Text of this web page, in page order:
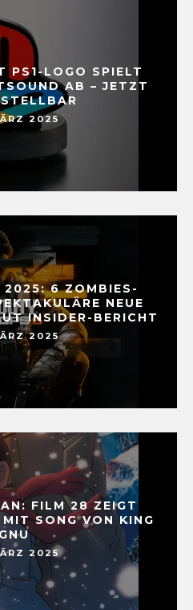
PS1-LOGO SPIELT
AB – JETZT
2025
2025: 6 ZOMBIES-
NEUE
INSIDER-BERICHT
2025
FILM 28 ZEIGT
SONG VON KING
GNU
2025